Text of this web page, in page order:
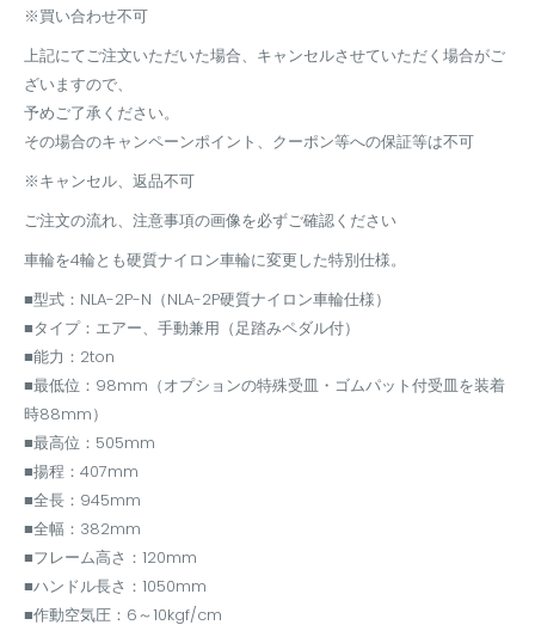
※買い合わせ不可
上記にてご注文いただいた場合、キャンセルさせていただく場合がご
ざいますので、
予めご了承ください。
その場合のキャンペーンポイント、クーポン等への保証等は不可
※キャンセル、返品不可
ご注文の流れ、注意事項の画像を必ずご確認ください
車輪を4輪とも硬質ナイロン車輪に変更した特別仕様。
■型式：NLA-2P-N（NLA-2P硬質ナイロン車輪仕様）
■タイプ：エアー、手動兼用（足踏みペダル付）
■能力：2ton
■最低位：98mm（オプションの特殊受皿・ゴムパット付受皿を装着
時88mm）
■最高位：505mm
■揚程：407mm
■全長：945mm
■全幅：382mm
■フレーム高さ：120mm
■ハンドル長さ：1050mm
■作動空気圧：6～10kgf/cm